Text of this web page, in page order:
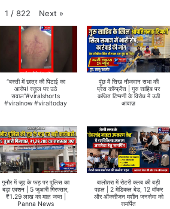
1 / 822 Next »
“बस्ती में छात्र की पिटाई का
आरोप! स्कूल पर उठे
सवाल”#viralshorts
#viralnow #viraltoday
पुंछ में सिख नौजवान सभा की
प्रेस कॉन्फ्रेंस | गुरु साहिब पर
कथित टिप्पणी के विरोध में उठी
आवाज़
गुनौर में जुए के फड़ पर पुलिस का
बड़ा एक्शन | 5 जुआरी गिरफ्तार,
₹1.29 लाख का माल जब्त |
Panna News
बालोतरा में रोटरी क्लब की बड़ी
पहल | 2 मेडिकल बेड, 12 वॉकर
और ऑक्सीजन मशीन जनसेवा को
समर्पित